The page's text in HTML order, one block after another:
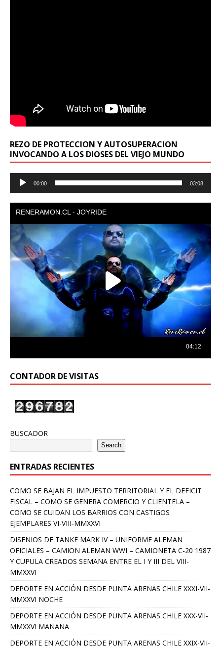
REZO DE PROTECCION Y AUTOSUPERACION
INVOCANDO A LOS DIOSES DEL VIEJO MUNDO
Reproductor
00:00 03:08
CONTADOR DE VISITAS
BUSCADOR
Search
ENTRADAS RECIENTES
COMO SE BAJAN EL IMPUESTO TERRITORIAL Y EL DEFICIT
FISCAL – COMO SE GENERA COMERCIO Y CLIENTELA –
COMO SE CUIDAN LOS BARRIOS CON CASTIGOS
EJEMPLARES VI-VIII-MMXXVI
DISENIOS DE TANKE MARK IV – UNIFORME ALEMAN
OFICIALES – CAMION ALEMAN WWI – CAMIONETA C-20 1987
Y CUPULA CREADOS SEMANA ENTRE EL I Y III DEL VIII-
MMXXVI
DEPORTE EN ACCIÓN DESDE PUNTA ARENAS CHILE XXXI-VII-
MMXXVI NOCHE
DEPORTE EN ACCIÓN DESDE PUNTA ARENAS CHILE XXX-VII-
MMXXVI MAÑANA
DEPORTE EN ACCIÓN DESDE PUNTA ARENAS CHILE XXIX-VII-